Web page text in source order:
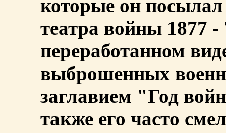
которые он
театра войны 1877 -
переработанном
выброшенных
заглавием "Год
также его часто